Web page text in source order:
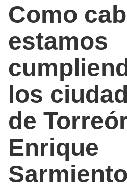
Como
estamos
los
de
Enrique
Sarmiento